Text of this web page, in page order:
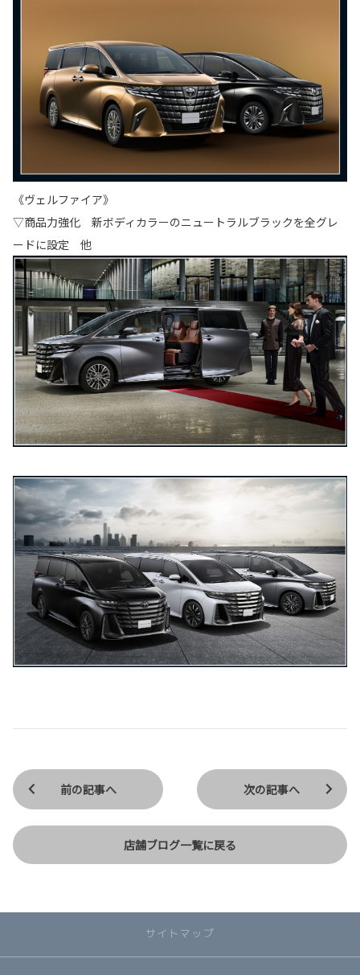
《ヴェルファイア》
▽商品力強化 新ボディカラーのニュートラルブラックを全グレ
ードに設定 他
前の記事へ
店舗ブログ一覧に戻る
次の記事へ
サイトマップ